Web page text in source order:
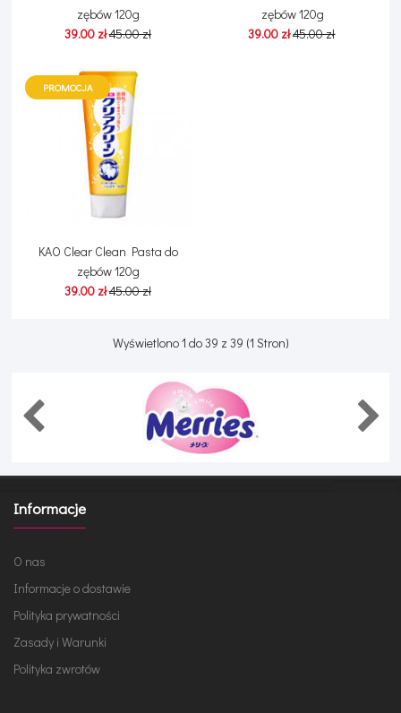
zębów 120g
39.00 zł45.00 zł
zębów 120g
39.00 zł45.00 zł
PROMOCJA
KAO Clear Clean Pasta do
zębów 120g
39.00 zł45.00 zł
Wyświetlono 1 do 39 z 39 (1 Stron)
Informacje
O nas
Informacje o dostawie
Polityka prywatności
Zasady i Warunki
Polityka zwrotów